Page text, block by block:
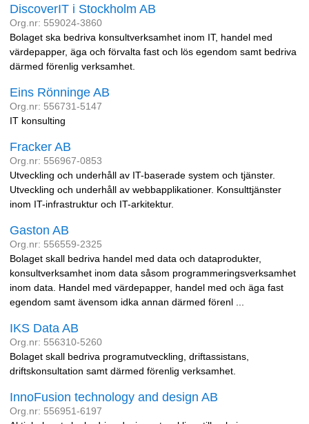
DiscoverIT i Stockholm AB
Org.nr: 559024-3860
Bolaget ska bedriva konsultverksamhet inom IT, handel med
värdepapper, äga och förvalta fast och lös egendom samt bedriva
därmed förenlig verksamhet.
Eins Rönninge AB
Org.nr: 556731-5147
IT konsulting
Fracker AB
Org.nr: 556967-0853
Utveckling och underhåll av IT-baserade system och tjänster.
Utveckling och underhåll av webbapplikationer. Konsulttjänster
inom IT-infrastruktur och IT-arkitektur.
Gaston AB
Org.nr: 556559-2325
Bolaget skall bedriva handel med data och dataprodukter,
konsultverksamhet inom data såsom programmeringsverksamhet
inom data. Handel med värdepapper, handel med och äga fast
egendom samt ävensom idka annan därmed förenl ...
IKS Data AB
Org.nr: 556310-5260
Bolaget skall bedriva programutveckling, driftassistans,
driftskonsultation samt därmed förenlig verksamhet.
InnoFusion technology and design AB
Org.nr: 556951-6197